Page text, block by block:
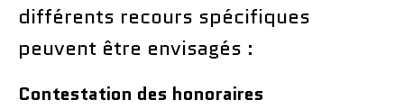
différents recours spécifiques
peuvent être envisagés :
Contestation des honoraires